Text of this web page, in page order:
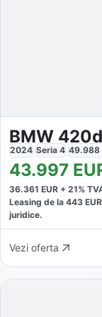
BMW
2024 Seria 4 49.988
43.997
36.361 EUR + 21%
Leasing de la 443
juridice.
Vezi oferta